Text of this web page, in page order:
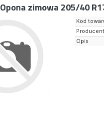
Opona zimowa 205/40
Kod
Producent
Opis